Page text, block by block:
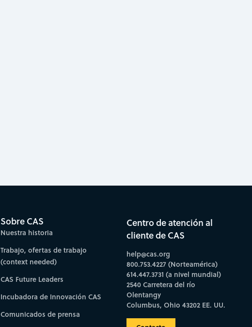
Sobre CAS
Nuestra historia
Trabajo, ofertas de trabajo
(context needed)
CAS Future Leaders
Incubadora de Innovación CAS
Comunicados de prensa
Centro de atención al
cliente de CAS
help@cas.org
800.753.4227 (Norteamérica)
614.447.3731 (a nivel mundial)
2540 Carretera del río
Olentangy
Columbus, Ohio 43202 EE. UU.